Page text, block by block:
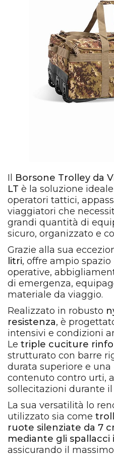
Il Borsone Trolley da
LT è la soluzione
operatori tattici,
viaggiatori che
grandi quantità di
sicuro, organizzato e
Grazie alla sua
litri, offre ampio
operative,
di emergenza,
materiale da viaggio.
Realizzato in robusto
resistenza, è
intensivi e condizioni
Letriple cuciture
strutturato con barre
durata superiore e una
contenuto contro urti,
sollecitazioni durante il
La sua versatilità lo
utilizzato sia come
ruote silenziate da 7
mediante gli
assicurando il